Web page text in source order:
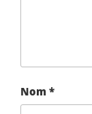
Nom *